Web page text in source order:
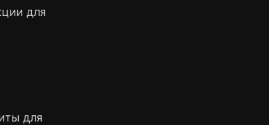
для
для